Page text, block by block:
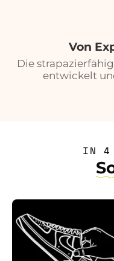
Von
Die
entwickelt
IN 4